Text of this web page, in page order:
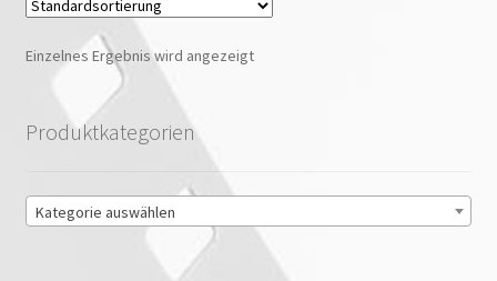
Einzelnes Ergebnis wird angezeigt
Produktkategorien
Kategorie auswählen